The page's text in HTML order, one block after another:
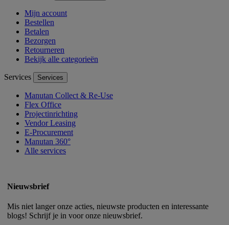
Mijn account
Bestellen
Betalen
Bezorgen
Retourneren
Bekijk alle categorieën
Services Services
Manutan Collect & Re-Use
Flex Office
Projectinrichting
Vendor Leasing
E-Procurement
Manutan 360°
Alle services
Nieuwsbrief
Mis niet langer onze acties, nieuwste producten en interessante
blogs! Schrijf je in voor onze nieuwsbrief.